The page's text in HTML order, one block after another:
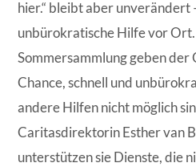
hier.“ bleibt aber unverändert
unbürokratische Hilfe vor Ort.
Sommersammlung geben der
Chance, schnell und
andere Hilfen nicht möglich
Caritasdirektorin Esther van
unterstützen sie Dienste, die